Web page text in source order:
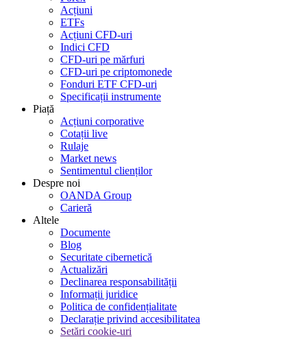
Acțiuni
ETFs
Acțiuni CFD-uri
Indici CFD
CFD-uri pe mărfuri
CFD-uri pe criptomonede
Fonduri ETF CFD-uri
Specificații instrumente
Piață
Acțiuni corporative
Cotații live
Rulaje
Market news
Sentimentul clienților
Despre noi
OANDA Group
Carieră
Altele
Documente
Blog
Securitate cibernetică
Actualizări
Declinarea responsabilității
Informații juridice
Politica de confidențialitate
Declarație privind accesibilitatea
Setări cookie-uri